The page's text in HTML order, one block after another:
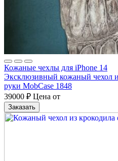
Кожаные чехлы для iPhone 14
Эксклюзивный кожаный чехол
руки MobCase 1848
39000 ₽ Цена от
Заказать